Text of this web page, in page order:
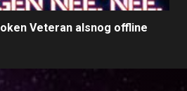
Veteran alsnog offline